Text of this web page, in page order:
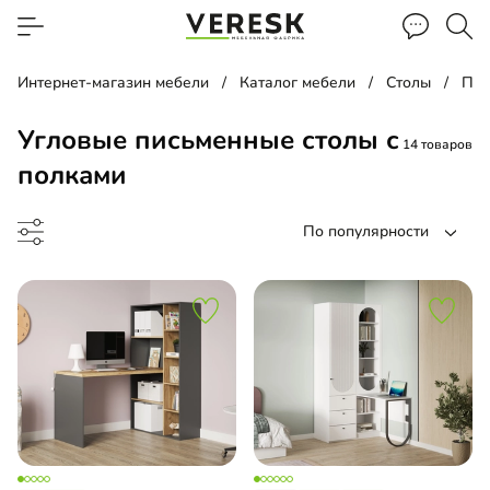
Интернет-магазин мебели Каталог мебели Столы
Угловые письменные столы с
полками
14 товаров
По популярности
стол
зона